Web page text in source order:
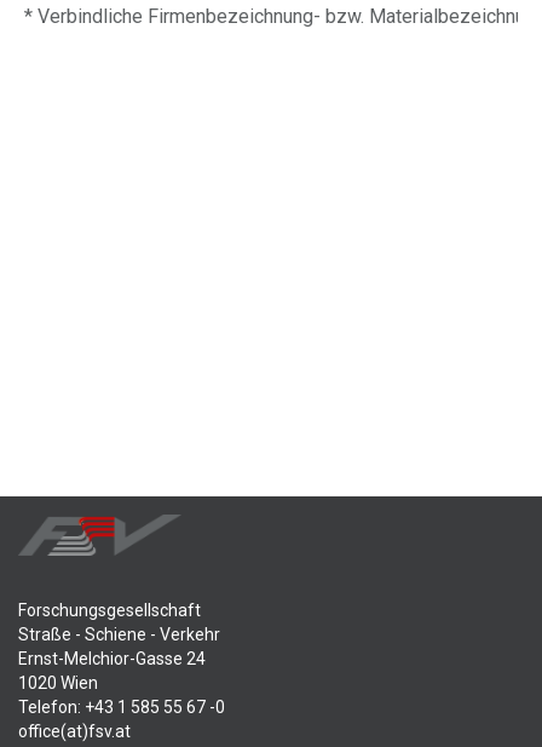
* Verbindliche Firmenbezeichnung- bzw.
Forschungsgesellschaft
Straße - Schiene - Verkehr
Ernst-Melchior-Gasse 24
1020 Wien
Telefon: +43 1 585 55 67 -0
office(at)fsv.at